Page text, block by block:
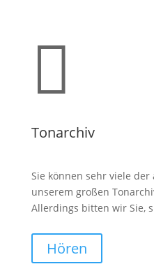

Tonarchiv
Sie können sehr viele der
unserem großen
Allerdings bitten wir Sie,
Hören